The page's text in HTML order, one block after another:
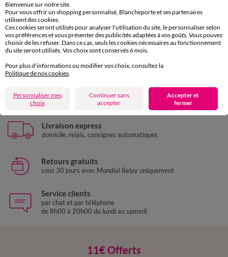
D'autres idées de Maxi culotte
Maxi culotte Lot de culottes
Payez plus tard ou en plusieurs fois
Livraison express
domicile, relais, consignes automatiques
Retours gratuits
sous 30 jours avec Mondial Relay uniquement
Service clients
par chat et par téléphone
de 8h00 à 20h00 du lundi au samedi
11€ Offerts
Bienvenue sur notre site.
Pour vous offrir un shopping personnalisé, Blancheporte et ses partenaires
utilisent des cookies.
Ces cookies seront utilisés pour analyser l'utilisation du site, le personnaliser selon
vos préférences et vous présenter des publicités adaptées à vos goûts. Vous pouvez
choisir de les refuser. Dans ce cas, seuls les cookies nécessaires au fonctionnement
du site seront utilisés. Vos choix sont conservés 6 mois.
Pour plus d'informations ou modifier vos choix, consultez la
Politique de nos cookies.
Personnaliser mes
choix
Continuer sans
accepter
Accepter et
fermer